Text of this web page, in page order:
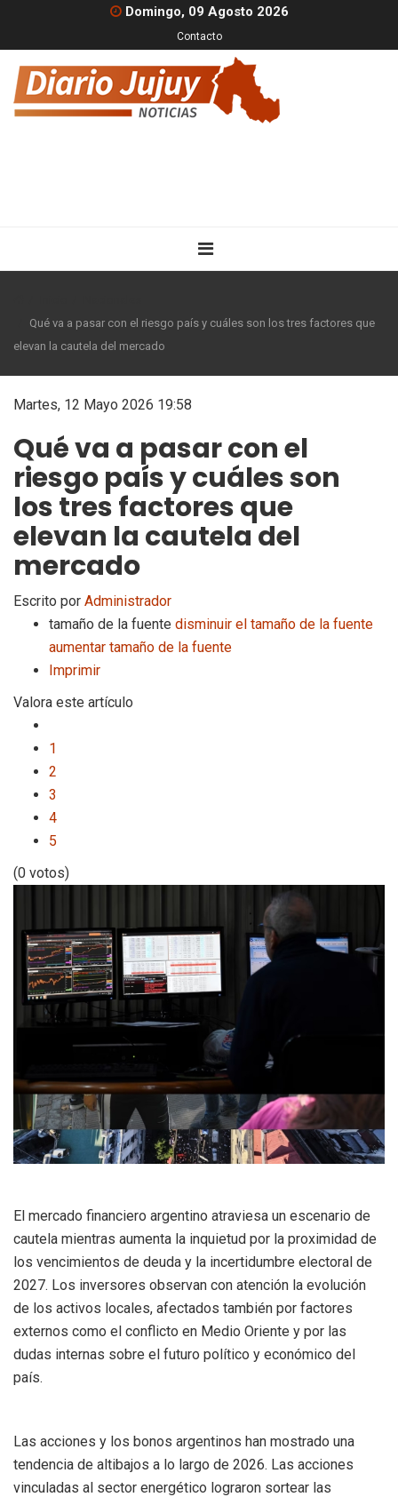
Domingo, 09 Agosto 2026
Contacto
Qué va a pasar con el riesgo país y cuáles son los tres factores que
elevan la cautela del mercado
Martes, 12 Mayo 2026 19:58
Qué va a pasar con el
riesgo país y cuáles son
los tres factores que
elevan la cautela del
mercado
Escrito por Administrador
tamaño de la fuente disminuir el tamaño de la fuente
aumentar tamaño de la fuente
Imprimir
Valora este artículo
1
2
3
4
5
(0 votos)
El mercado financiero argentino atraviesa un escenario de
cautela mientras aumenta la inquietud por la proximidad de
los vencimientos de deuda y la incertidumbre electoral de
2027. Los inversores observan con atención la evolución
de los activos locales, afectados también por factores
externos como el conflicto en Medio Oriente y por las
dudas internas sobre el futuro político y económico del
país.
Las acciones y los bonos argentinos han mostrado una
tendencia de altibajos a lo largo de 2026. Las acciones
vinculadas al sector energético lograron sortear las